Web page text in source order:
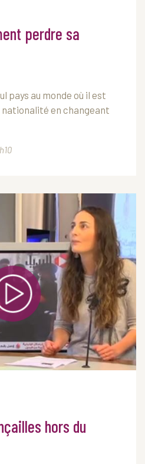
perdre sa
pays au monde où il est
en changeant
hors du